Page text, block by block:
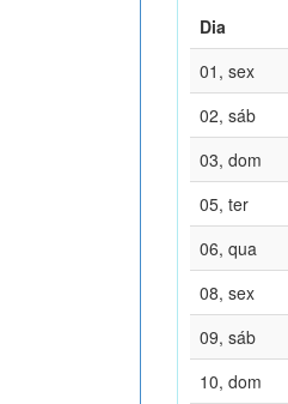
Dia
01, sex
02, sáb
03, dom
05, ter
06, qua
08, sex
09, sáb
10, dom